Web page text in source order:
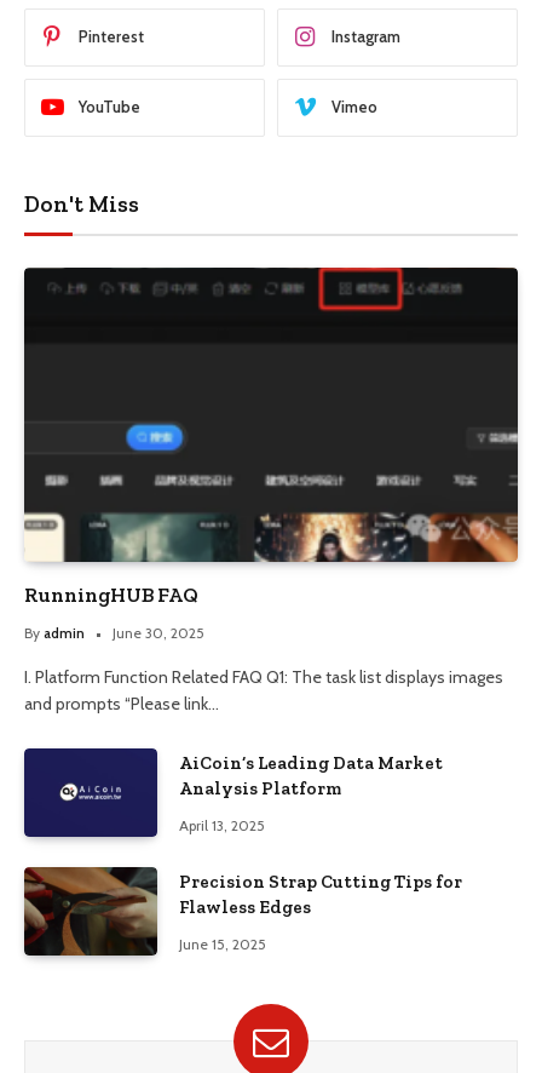
Pinterest Instagram
YouTube Vimeo
Don't Miss
RunningHUB FAQ
By admin June 30, 2025
I. Platform Function Related FAQ Q1: The task list displays images
and prompts “Please link…
AiCoin’s Leading Data Market
Analysis Platform
April 13, 2025
Precision Strap Cutting Tips for
Flawless Edges
June 15, 2025